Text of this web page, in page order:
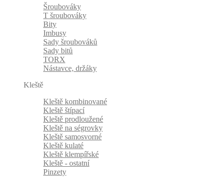
Šroubováky
T šroubováky
Bity
Imbusy
Sady šroubováků
Sady bitů
TORX
Nástavce, držáky
Kleště
Kleště kombinované
Kleště štípací
Kleště prodloužené
Kleště na ségrovky
Kleště samosvorné
Kleště kulaté
Kleště klempířské
Kleště - ostatní
Pinzety